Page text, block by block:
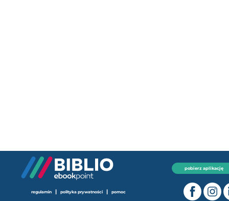
pobierz aplikację
regulamin | polityka prywatności | pomoc